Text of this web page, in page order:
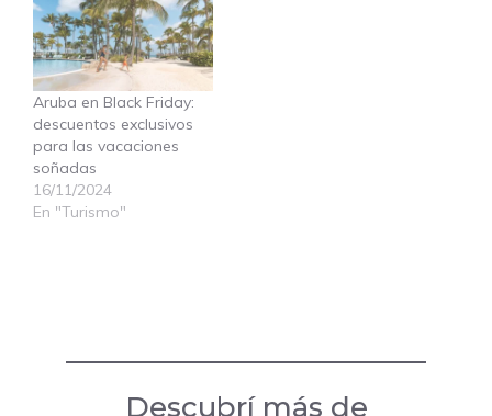
Aruba en Black Friday:
descuentos exclusivos
para las vacaciones
soñadas
16/11/2024
En "Turismo"
Descubrí más de